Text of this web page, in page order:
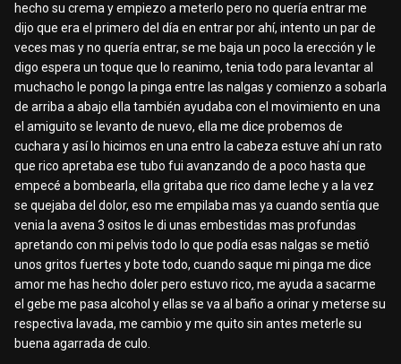
hecho su crema y empiezo a meterlo pero no quería entrar me
dijo que era el primero del día en entrar por ahí, intento un par de
veces mas y no quería entrar, se me baja un poco la erección y le
digo espera un toque que lo reanimo, tenia todo para levantar al
muchacho le pongo la pinga entre las nalgas y comienzo a sobarla
de arriba a abajo ella también ayudaba con el movimiento en una
el amiguito se levanto de nuevo, ella me dice probemos de
cuchara y así lo hicimos en una entro la cabeza estuve ahí un rato
que rico apretaba ese tubo fui avanzando de a poco hasta que
empecé a bombearla, ella gritaba que rico dame leche y a la vez
se quejaba del dolor, eso me empilaba mas ya cuando sentía que
venia la avena 3 ositos le di unas embestidas mas profundas
apretando con mi pelvis todo lo que podía esas nalgas se metió
unos gritos fuertes y bote todo, cuando saque mi pinga me dice
amor me has hecho doler pero estuvo rico, me ayuda a sacarme
el gebe me pasa alcohol y ellas se va al baño a orinar y meterse su
respectiva lavada, me cambio y me quito sin antes meterle su
buena agarrada de culo.